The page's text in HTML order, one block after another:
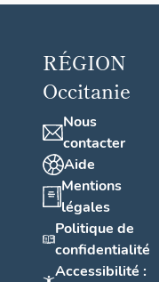
RÉGION
Occitanie
Nous
contacter
Aide
Mentions
légales
Politique de
confidentialité
Accessibilité :